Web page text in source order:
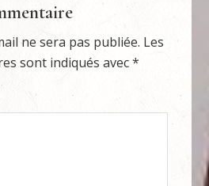
ne sera pas publiée. Les
sont indiqués avec*